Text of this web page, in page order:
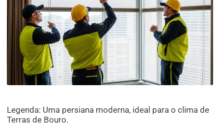
Legenda: Uma persiana moderna, ideal para o clima de
Terras de Bouro.